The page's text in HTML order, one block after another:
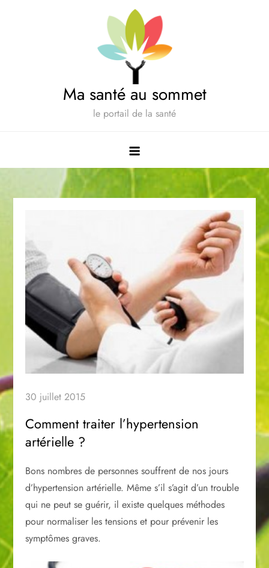
Ma santé au sommet
le portail de la santé
30 juillet 2015
Comment traiter l’hypertension
artérielle ?
Bons nombres de personnes souffrent de nos jours
d’hypertension artérielle. Même s’il s’agit d’un trouble
qui ne peut se guérir, il existe quelques méthodes
pour normaliser les tensions et pour prévenir les
symptômes graves.